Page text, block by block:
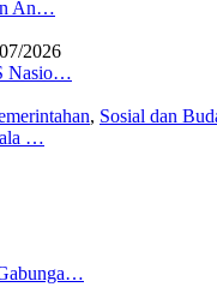
An…
2026
Nasio…
, Sosial dan
…